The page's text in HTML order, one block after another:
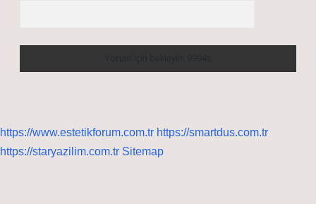
https://www.estetikforum.com.tr https://smartdus.com.tr
https://staryazilim.com.tr Sitemap